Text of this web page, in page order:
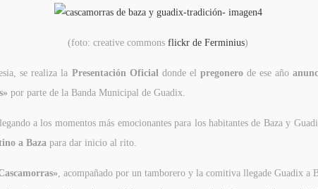
(foto: creative commons flickr de Ferminius)
se realiza la Presentación Oficialdonde el pregonerode ese año
por parte de la Banda Municipal de Guadix.
a los momentos más emocionantes para los habitantes de Baza y
a Baza para dar inicio al rito.
, acompañado por un tamborero y la comitiva llegade Guadix a